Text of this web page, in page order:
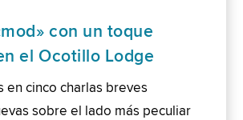
con un toque
el Ocotillo Lodge
en cinco charlas breves
sobre el lado más peculiar